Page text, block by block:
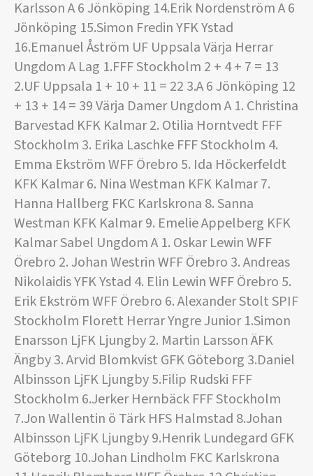
Karlsson A 6 Jönköping 14.Erik Nordenström A 6
Jönköping 15.Simon Fredin YFK Ystad
16.Emanuel Åström UF Uppsala Värja Herrar
Ungdom A Lag 1.FFF Stockholm 2 + 4 + 7 = 13
2.UF Uppsala 1 + 10 + 11 = 22 3.A 6 Jönköping 12
+ 13 + 14 = 39 Värja Damer Ungdom A 1. Christina
Barvestad KFK Kalmar 2. Otilia Horntvedt FFF
Stockholm 3. Erika Laschke FFF Stockholm 4.
Emma Ekström WFF Örebro 5. Ida Höckerfeldt
KFK Kalmar 6. Nina Westman KFK Kalmar 7.
Hanna Hallberg FKC Karlskrona 8. Sanna
Westman KFK Kalmar 9. Emelie Appelberg KFK
Kalmar Sabel Ungdom A 1. Oskar Lewin WFF
Örebro 2. Johan Westrin WFF Örebro 3. Andreas
Nikolaidis YFK Ystad 4. Elin Lewin WFF Örebro 5.
Erik Ekström WFF Örebro 6. Alexander Stolt SPIF
Stockholm Florett Herrar Yngre Junior 1.Simon
Enarsson LjFK Ljungby 2. Martin Larsson ÄFK
Ängby 3. Arvid Blomkvist GFK Göteborg 3.Daniel
Albinsson LjFK Ljungby 5.Filip Rudski FFF
Stockholm 6.Jerker Hernbäck FFF Stockholm
7.Jon Wallentin ö Tärk HFS Halmstad 8.Johan
Albinsson LjFK Ljungby 9.Henrik Lundegard GFK
Göteborg 10.Johan Lindholm FKC Karlskrona